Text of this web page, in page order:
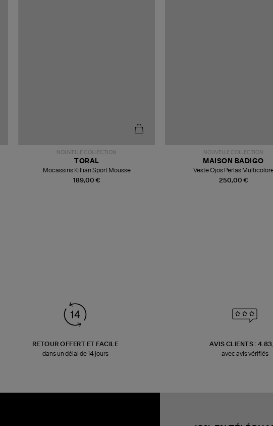
NOUVELLE COLLECTION
189,00 €
TORAL
Mocassins Killian Sport Mousse
NOUVELLE COLLECTION
250,00 €
MAISON BADIGO
Veste Ojos Perlas
RETOUR OFFERT ET FACILE
dans un délai de 14 jours
AVIS CLIENTS :
avec avis vérifiés